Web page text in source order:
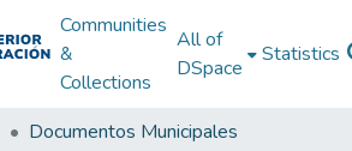
Communities
&
Collections
All of
DSpace
Statistics
Documentos Municipales